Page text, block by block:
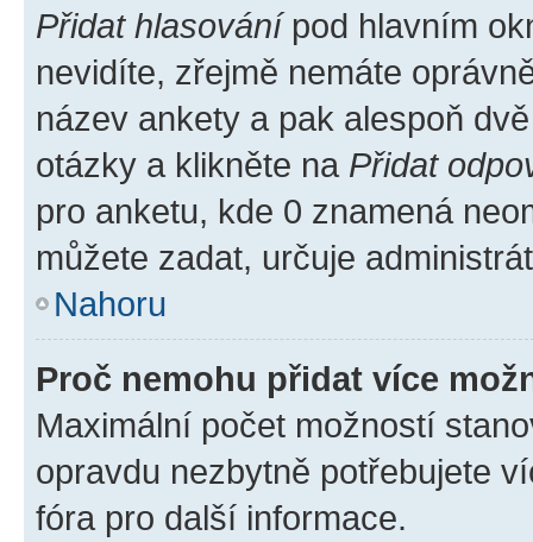
Přidat hlasovánípod hlavním
nevidíte, zřejmě nemáte
název ankety a pak alespoň
otázky a klikněte na Přidat
pro anketu, kde 0 znamená
můžete zadat, určuje
Nahoru
Proč nemohu přidat více
Maximální počet možností
opravdu nezbytně potřebujete
fóra pro další informace.